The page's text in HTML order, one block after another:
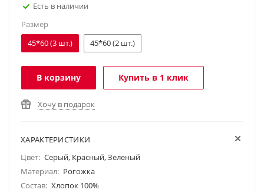
Есть в наличии
Размер
45*60 (3 шт.)
45*60 (2 шт.)
В корзину Купить в 1 клик
Хочу в подарок
ХАРАКТЕРИСТИКИ
Цвет: Серый, Красный, Зеленый
Материал: Рогожка
Состав: Хлопок 100%